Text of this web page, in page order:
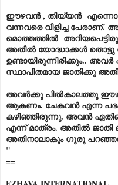
ഈഴവൻ , തിയ്യൻ
വന്നവരെ വിളിച്ച പേരാണ്.
മൊത്തത്തിൽ
അതിൽ യോദ്ധാക്കൾ തൊട്ടു
ഉണ്ടായിരുന്നിരിക്കും..
സ്ഥാപിതമായ ജാതിക്കു
അവർക്കു പിൽകാലത്തു
ആകണം. ചേകവൻ എന്ന
കഴിഞ്ഞിരുന്നു. അവൻ
എന്ന് മാത്രം. അതിൽ
അതിനാലാകും ഗുരു
"
==